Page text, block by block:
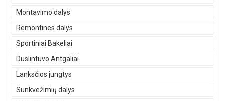
Montavimo dalys
Remontines dalys
Sportiniai Bakeliai
Duslintuvo Antgaliai
Lanksčios jungtys
Sunkvežimių dalys